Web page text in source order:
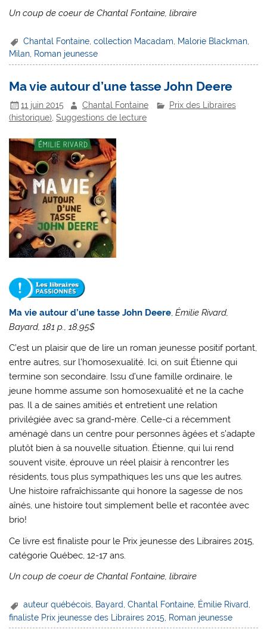
Un coup de coeur de Chantal Fontaine, libraire
Chantal Fontaine ,collection Macadam Malorie Blackman
Milan, Roman jeunesse
Ma vie autour d’une tasse John Deere
11 juin 2015 Chantal Fontaine
Prix des Libraires
(historique),Suggestions de lecture
Ma vie autour d’une tasse John Deere,Émilie Rivard,
Bayard, 181 p., 18,95$
C’est un plaisir que de lire un roman jeunesse positif portant,
entre autres, sur l’homosexualité. Ici, on suit Étienne qui
termine son secondaire. Issu d’une famille ordinaire, le
jeune homme assume son homosexualité et ne la cache
pas. Il a de saines amitiés et entretient une relation
privilégiée avec sa grand-mère. Celle-ci a récemment
aménagé dans un centre pour personnes âgées et s’adapte
plutôt bien à sa nouvelle situation. Étienne, qui lui rend
souvent visite, éprouve un réel plaisir à rencontrer les
résidents, tous plus sympathiques les uns que les autres.
Une histoire rafraîchissante qui honore la sagesse de nos
aînés, une histoire tout simplement belle et racontée avec
brio!
Ce livre est finaliste pour le Prix jeunesse des Libraires 2015,
catégorie Québec, 12-17 ans.
Un coup de coeur de Chantal Fontaine, libraire
auteur québécois Bayard ,Chantal Fontaine Émilie Rivard
finaliste Prix jeunesse des Libraires 2015 Roman jeunesse